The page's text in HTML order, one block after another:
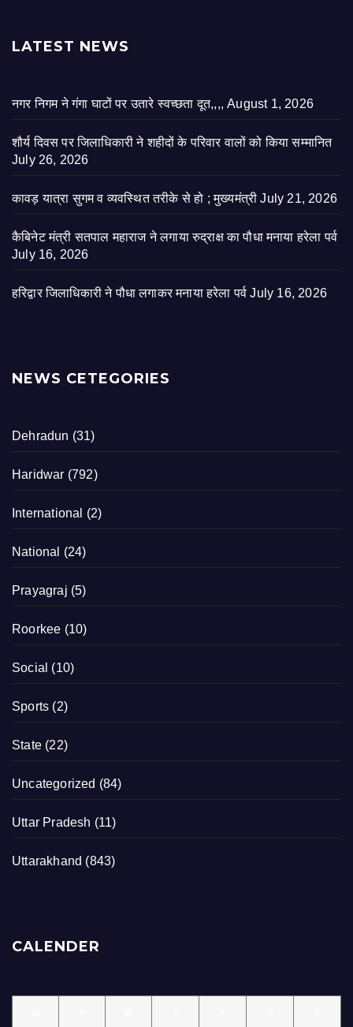
LATEST NEWS
नगर निगम ने गंगा घाटों पर उतारे स्वच्छता दूत,,,, August 1, 2026
शौर्य दिवस पर जिलाधिकारी ने शहीदों के परिवार वालों को किया सम्मानित
July 26, 2026
कावड़ यात्रा सुगम व व्यवस्थित तरीके से हो ; मुख्यमंत्री July 21, 2026
कैबिनेट मंत्री सतपाल महाराज ने लगाया रुद्राक्ष का पौधा मनाया हरेला पर्व
July 16, 2026
हरिद्वार जिलाधिकारी ने पौधा लगाकर मनाया हरेला पर्व July 16, 2026
NEWS CETEGORIES
Dehradun (31)
Haridwar (792)
International (2)
National (24)
Prayagraj (5)
Roorkee (10)
Social (10)
Sports (2)
State (22)
Uncategorized (84)
Uttar Pradesh (11)
Uttarakhand (843)
CALENDER